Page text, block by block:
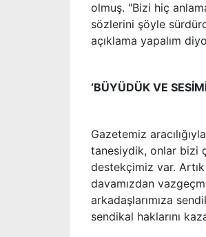
olmuş. "Bizi hiç
sözlerini şöyle
açıklama yapalım
‘BÜYÜDÜK VE
Gazetemiz
tanesiydik, onlar bizi
destekçimiz var.
davamızdan
arkadaşlarımıza
sendikal haklarını